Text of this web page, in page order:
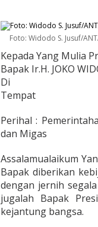
Foto: Widodo S. Jusuf/
Kepada Yang Mulia
Bapak Ir.H. JOKO
Di
Tempat
Perihal :
dan Migas
Assalamualaikum
Bapak diberikan
dengan jernih
jugalah Bapak
kejantung bangsa.